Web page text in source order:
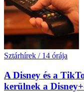
Sztárhírek / 14 órája
A Disney és a
kerülnek a